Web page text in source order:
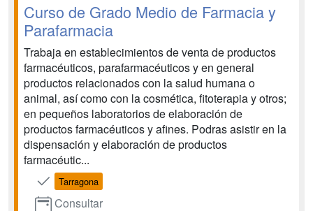
Curso de Grado Medio de Farmacia y
Parafarmacia
Trabaja en establecimientos de venta de productos
farmacéuticos, parafarmacéuticos y en general
productos relacionados con la salud humana o
animal, así como con la cosmética, fitoterapia y otros;
en pequeños laboratorios de elaboración de
productos farmacéuticos y afines. Podras asistir en la
dispensación y elaboración de productos
farmacéutic...
Tarragona
Consultar